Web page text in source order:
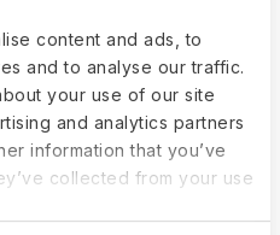
content and ads, to
and to analyse our traffic.
your use of our site
and analytics partners
information that you’ve
collected from your use
Copywriter,
de marketing o
textos para una variedad
redes sociales, web,
ideas hasta las revisiones y